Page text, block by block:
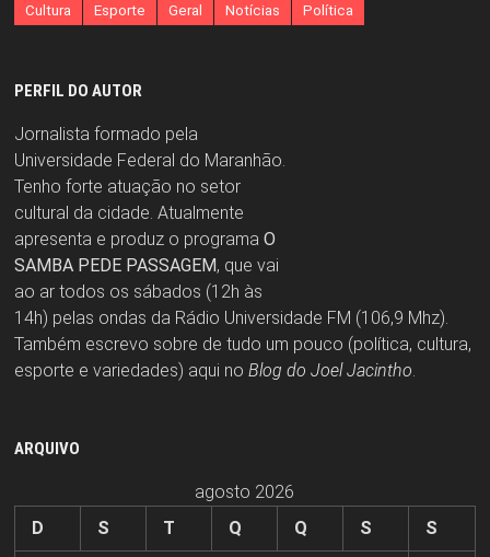
Cultura Esporte Geral Notícias Política
PERFIL DO AUTOR
Jornalista formado pela
Universidade Federal do Maranhão.
Tenho forte atuação no setor
cultural da cidade. Atualmente
apresenta e produz o programa O
SAMBA PEDE PASSAGEM, que vai
ao ar todos os sábados (12h às
14h) pelas ondas da Rádio Universidade FM (106,9 Mhz).
Também escrevo sobre de tudo um pouco (política, cultura,
esporte e variedades) aqui no Blog do Joel Jacintho
ARQUIVO
agosto 2026
D
S T Q Q S
S